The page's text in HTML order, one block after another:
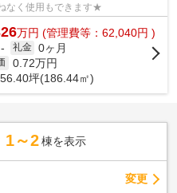
なく使用もできます★
万円 (管理費等：62,040円 )
- 礼金 0ヶ月
0.72万円
坪(186.44㎡)
1～2 棟を表示
変更